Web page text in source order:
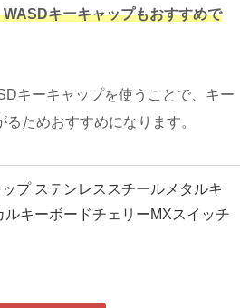
キーキャップもおすすめで
キーキャップを使うことで、キー
ためおすすめになります。
プ ステンレススチールメタルキ
キーボードチェリーMXスイッチ